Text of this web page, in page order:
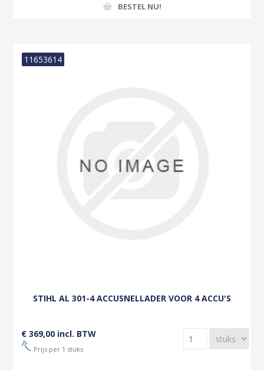
BESTEL NU!
STIHL AL 301-4 ACCUSNELLADER VOOR 4 ACCU'S
11653614
€ 369,00 incl. BTW
Prijs per 1 stuks